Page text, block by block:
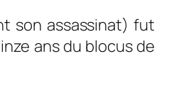
son assassinat) fut
ans du blocus de